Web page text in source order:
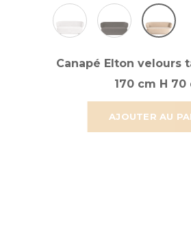
AJOUTER AU
Canapé Elton velours
170 cm H 70